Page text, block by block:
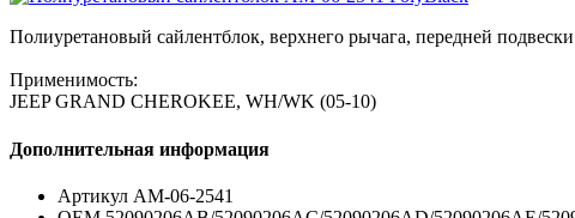
Полиуретановый сайлентблок, верхнего рычага, передней подвески
Применимость:
JEEP GRAND CHEROKEE, WH/WK (05-10)
Дополнительная информация
Артикул AM-06-2541